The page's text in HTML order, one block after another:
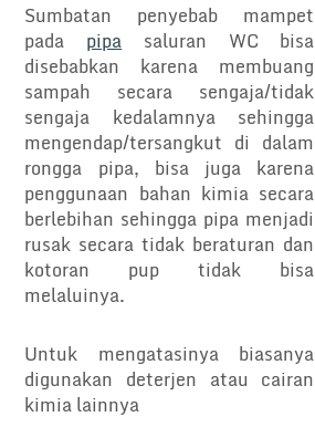
Sumbatan penyebab mampet
pada pipasaluran WC bisa
disebabkan karena membuang
sampah secara sengaja/tidak
sengaja kedalamnya sehingga
mengendap/tersangkut di dalam
rongga pipa, bisa juga karena
penggunaan bahan kimia secara
berlebihan sehingga pipa menjadi
rusak secara tidak beraturan dan
kotoran pup tidak bisa
melaluinya.
Untuk mengatasinya biasanya
digunakan deterjen atau cairan
kimia lainnya